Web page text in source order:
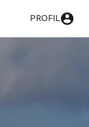
PROFIL